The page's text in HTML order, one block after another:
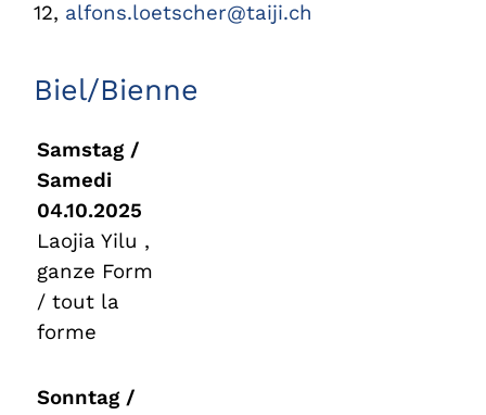
12, alfons.loetscher@taiji.ch
Biel/Bienne
Samstag /
Samedi
04.10.2025
Laojia Yilu ,
ganze Form
/ tout la
forme
Sonntag /